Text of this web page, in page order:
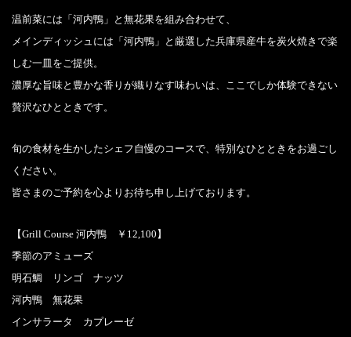
温前菜には「河内鴨」と無花果を組み合わせて、
メインディッシュには「河内鴨」と厳選した兵庫県産牛を炭火焼きで楽
しむ一皿をご提供。
濃厚な旨味と豊かな香りが織りなす味わいは、ここでしか体験できない
贅沢なひとときです。
旬の食材を生かしたシェフ自慢のコースで、特別なひとときをお過ごし
ください。
皆さまのご予約を心よりお待ち申し上げております。
【Grill Course 河内鴨 ￥12,100】
季節のアミューズ
明石鯛 リンゴ ナッツ
河内鴨 無花果
インサラータ カプレーゼ